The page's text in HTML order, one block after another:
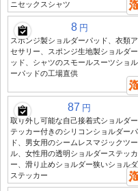
ニセックスシャツ
8 円
スポンジ製ショルダーパッド、衣類ア
セサリー、スポンジ生地製ショルダ
ッド、シャツのスモールスーツショ
ーパッドの工場直供
87 円
取り外し可能な自己接着式ショルダー
テッカー付きのシリコンショルダーパ
ド、男女用のシームレスマジックツー
ル、女性用の透明ショルダーステッカ
ー、滑り止めショルダー狭いショル
ステッカー